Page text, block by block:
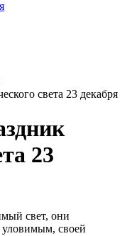
света 23 декабря
23
свет, они
уловимым, своей